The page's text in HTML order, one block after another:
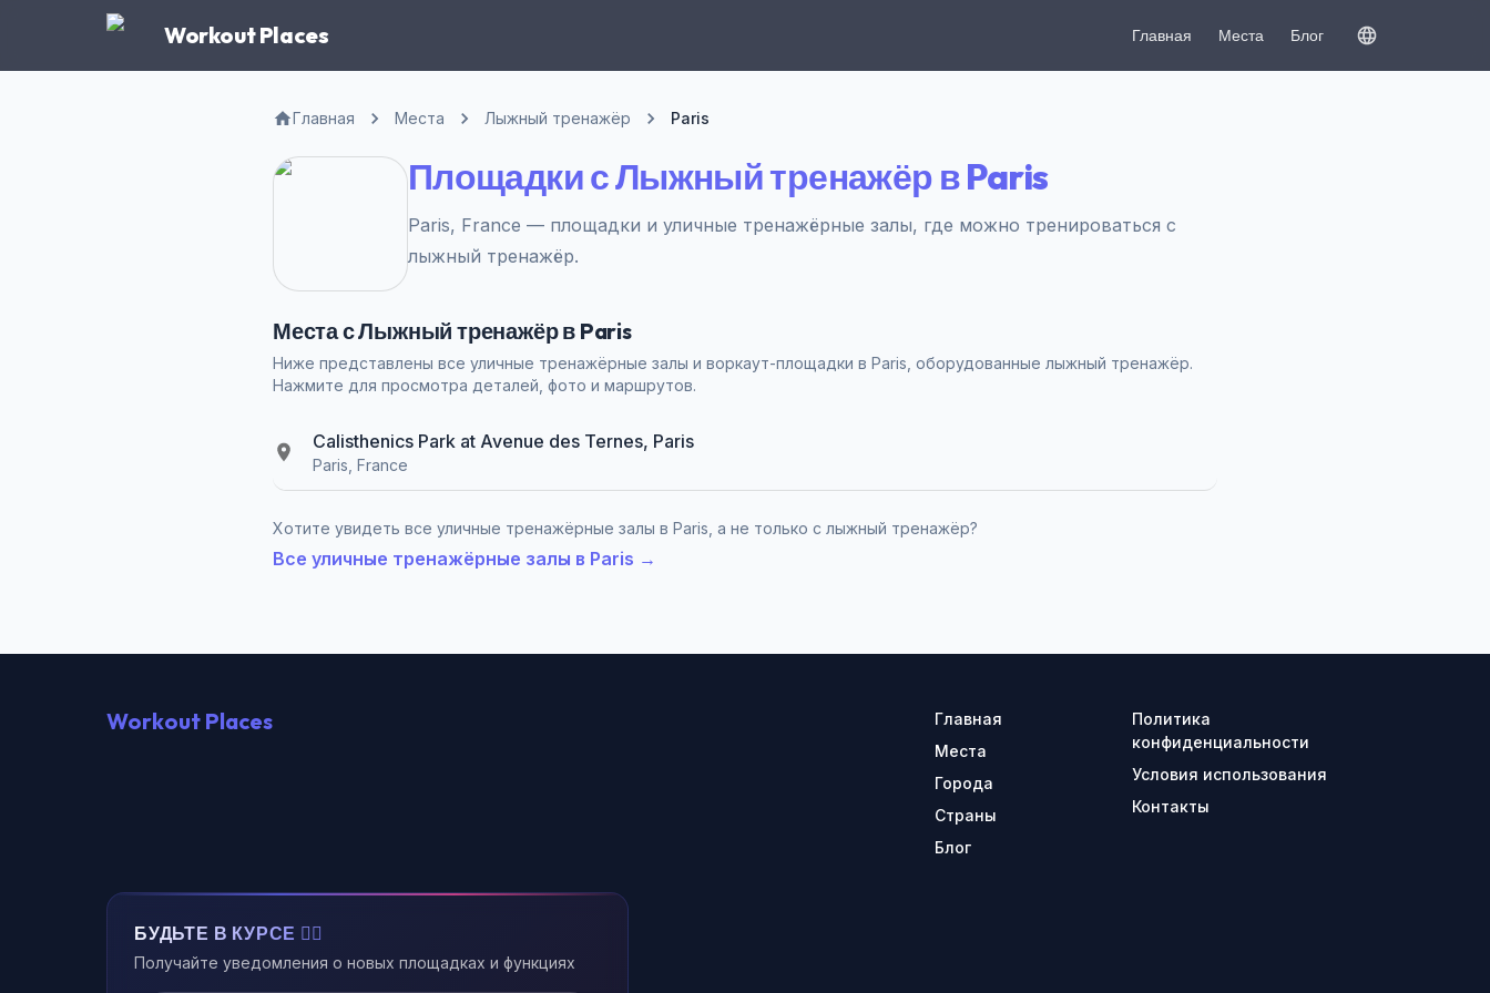
Workout Places Главная Места Блог
Главная Места Лыжный тренажёр Paris
Площадки с Лыжный тренажёр в Paris
Paris, France — площадки и уличные тренажёрные залы, где можно тренироваться с
лыжный тренажёр.
Места с Лыжный тренажёр в Paris
Ниже представлены все уличные тренажёрные залы и воркаут-площадки в Paris, оборудованные лыжный тренажёр.
Нажмите для просмотра деталей, фото и маршрутов.
Calisthenics Park at Avenue des Ternes, Paris
Paris, France
Хотите увидеть все уличные тренажёрные залы в Paris, а не только с лыжный тренажёр?
Все уличные тренажёрные залы в Paris →
Workout Places
Главная
Места
Города
Страны
Блог
Политика
конфиденциальности
Условия использования
Контакты
БУДЬТЕ В КУРСЕ 🏃‍♂️
Получайте уведомления о новых площадках и функциях